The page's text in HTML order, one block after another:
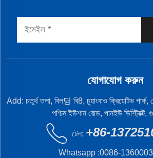
যোগাযোগ করুন
Add: চতুর্থ তলা, বিল딩 বি8, চুয়াংবাও ক্রিয়েটিভ পার্ক,
পশ্চিম ইউশান রোড, পানইউ ডিস্ট্রিক্ট,
টেল: +86-
Whatsapp :0086-